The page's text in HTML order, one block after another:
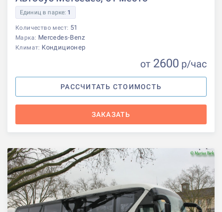
Единиц в парке: 1
Количество мест: 51
Марка: Mercedes-Benz
Климат: Кондиционер
от 2600 р/час
РАССЧИТАТЬ СТОИМОСТЬ
ЗАКАЗАТЬ